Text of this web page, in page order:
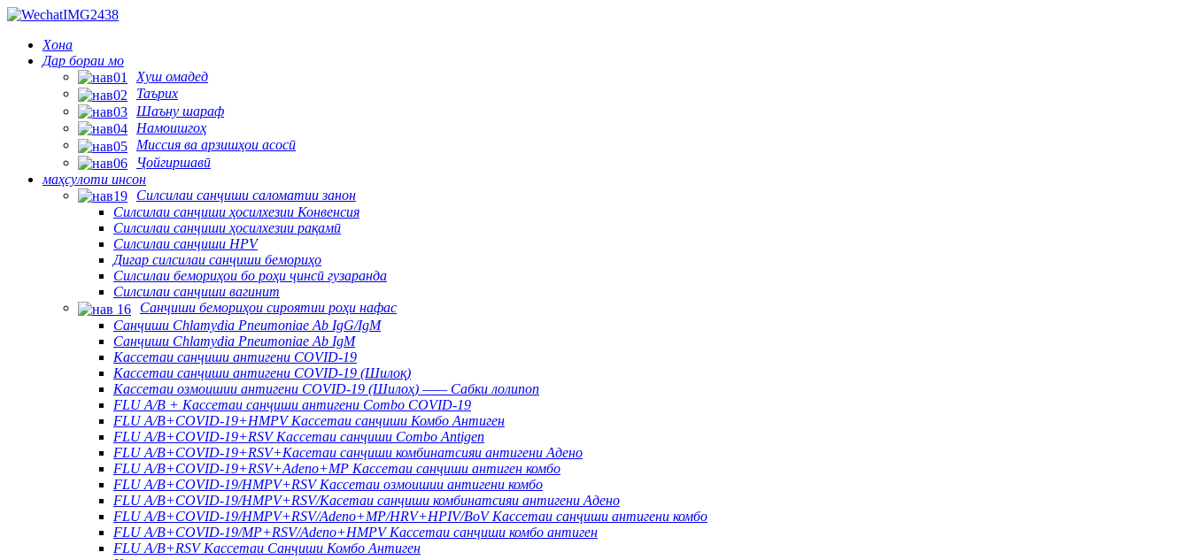
Хона
Дар бораи мо
Хуш омадед
Таърих
Шаъну шараф
Намоишгоҳ
Миссия ва арзишҳои асосӣ
Ҷойгиршавӣ
маҳсулоти инсон
Силсилаи санҷиши саломатии занон
Силсилаи санҷиши ҳосилхезии Конвенсия
Силсилаи санҷиши ҳосилхезии рақамӣ
Силсилаи санҷиши HPV
Дигар силсилаи санҷиши бемориҳо
Силсилаи бемориҳои бо роҳи ҷинсӣ гузаранда
Силсилаи санҷиши вагинит
Санҷиши бемориҳои сироятии роҳи нафас
Санҷиши Chlamydia Pneumoniae Ab IgG/IgM
Санҷиши Chlamydia Pneumoniae Ab IgM
Кассетаи санҷиши антигени COVID-19
Кассетаи санҷиши антигени COVID-19 (Шилоқ)
Кассетаи озмоишии антигени COVID-19 (Шилоҳ) —— Сабки лолипоп
FLU A/B + Кассетаи санҷиши антигени Combo COVID-19
FLU A/B+COVID-19+HMPV Кассетаи санҷиши Комбо Антиген
FLU A/B+COVID-19+RSV Кассетаи санҷиши Combo Antigen
FLU A/B+COVID-19+RSV+Касетаи санҷиши комбинатсияи антигени Адено
FLU A/B+COVID-19+RSV+Adeno+MP Кассетаи санҷиши антиген комбо
FLU A/B+COVID-19/HMPV+RSV Кассетаи озмоишии антигени комбо
FLU A/B+COVID-19/HMPV+RSV/Касетаи санҷиши комбинатсияи антигени Адено
FLU A/B+COVID-19/HMPV+RSV/Adeno+MP/HRV+HPIV/BoV Кассетаи санҷиши антигени комбо
FLU A/B+COVID-19/MP+RSV/Adeno+HMPV Кассетаи санҷиши комбо антиген
FLU A/B+RSV Кассетаи Санҷиши Комбо Антиген